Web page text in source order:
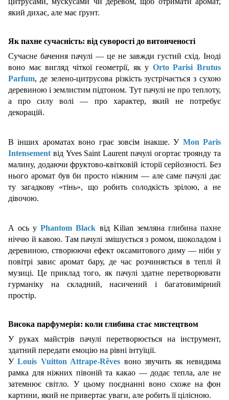
який дихає, але має ґрунт.
Як пахне сучасність: від суворості до витонченості
Сучасне бачення пачулі — це не завжди густий схід. Іноді
воно має вигляд чіткої геометрії, як у Orto Parisi Brutus
Parfum, де зелено-цитрусова різкість зустрічається з сухою
деревиною і землистим підтоном. Тут пачулі не про теплоту,
а про силу волі — про характер, який не потребує
декорацій.
В інших ароматах воно грає зовсім інакше. У Mon Paris
Intensement від Yves Saint Laurent пачулі огортає троянду та
малину, додаючи фруктово-квітковій історії серйозності. Без
нього аромат був би просто ніжним — але саме пачулі дає
ту загадкову «тінь», що робить солодкість зрілою, а не
дівочою.
А ось уPhantom Black від Kilian земляна глибина пахне
ніччю й кавою. Там пачулі змішується з ромом, шоколадом і
деревиною, створюючи ефект оксамитового диму — ніби у
повітрі завис аромат бару, де час розчиняється в теплі й
музиці. Це приклад того, як пачулі здатне перетворювати
гурманіку на складний, насичений і багатовимірний
простір.
Висока парфумерія: коли глибина стає мистецтвом
У руках майстрів пачулі перетворюється на інструмент,
здатний передати емоцію на рівні інтуїції.
УLouis Vuitton Attrape-Rêves воно звучить як невидима
рамка для ніжних півоній та какао — додає тепла, але не
затемнює світло. У цьому поєднанні воно схоже на фон
картини, який не привертає уваги, але робить її цілісною.